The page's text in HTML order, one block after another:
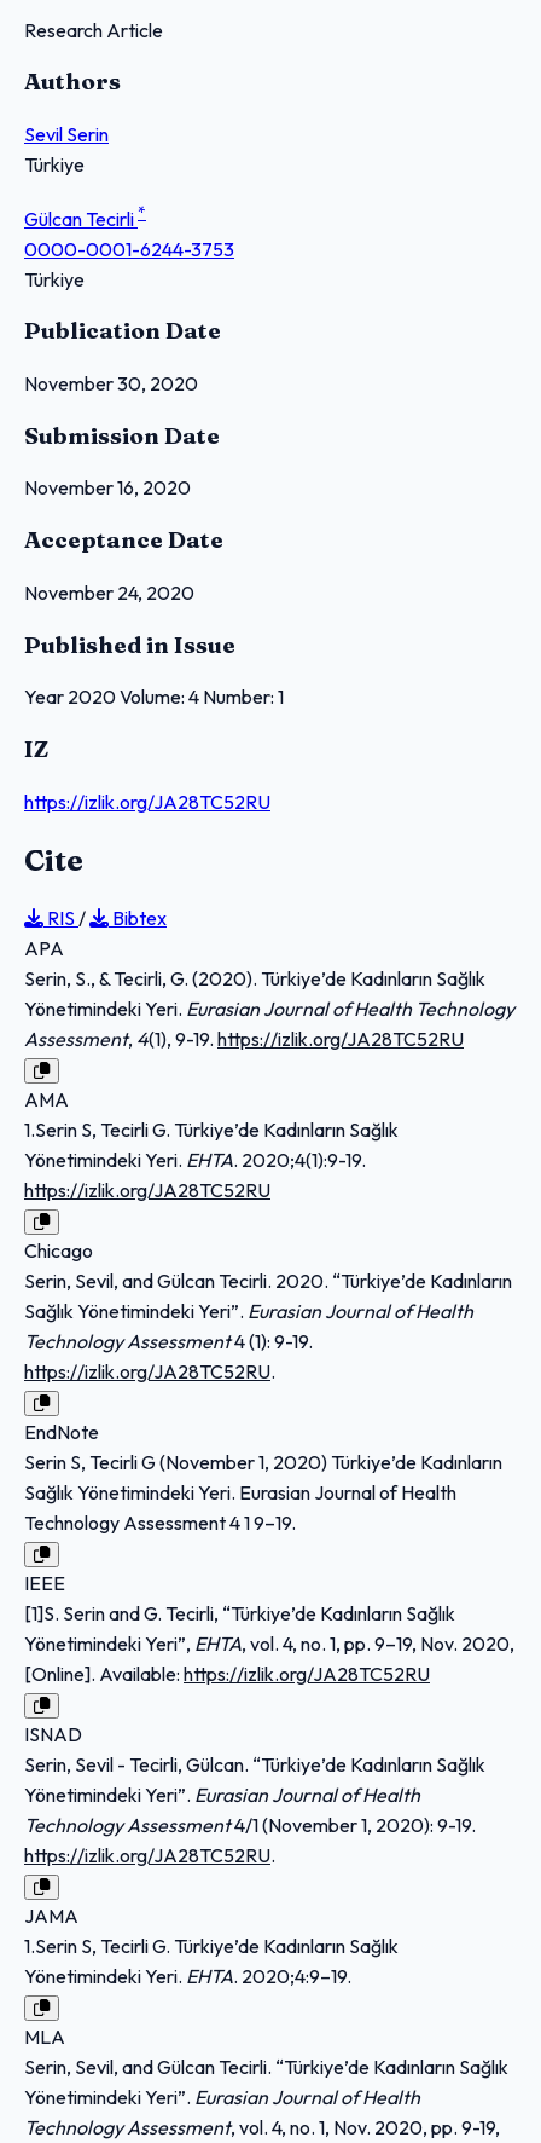
Research Article
Authors
Sevil Serin
Türkiye
Gülcan Tecirli *
0000-0001-6244-3753
Türkiye
Publication Date
November 30, 2020
Submission Date
November 16, 2020
Acceptance Date
November 24, 2020
Published in Issue
Year 2020 Volume: 4 Number: 1
IZ
https://izlik.org/JA28TC52RU
Cite
RIS /
Bibtex
APA
Serin, S., & Tecirli, G. (2020). Türkiye’de Kadınların Sağlık
Yönetimindeki Yeri. Eurasian Journal of Health Technology
Assessment, 4(1), 9-19. https://izlik.org/JA28TC52RU
AMA
1.Serin S, Tecirli G. Türkiye’de Kadınların Sağlık
Yönetimindeki Yeri. EHTA. 2020;4(1):9-19.
https://izlik.org/JA28TC52RU
Chicago
Serin, Sevil, and Gülcan Tecirli. 2020. “Türkiye’de Kadınların
Sağlık Yönetimindeki Yeri”. Eurasian Journal of Health
Technology Assessment4 (1): 9-19.
https://izlik.org/JA28TC52RU.
EndNote
Serin S, Tecirli G (November 1, 2020) Türkiye’de Kadınların
Sağlık Yönetimindeki Yeri. Eurasian Journal of Health
Technology Assessment 4 1 9–19.
IEEE
[1]S. Serin and G. Tecirli, “Türkiye’de Kadınların Sağlık
Yönetimindeki Yeri”, EHTA, vol. 4, no. 1, pp. 9–19, Nov. 2020,
[Online]. Available: https://izlik.org/JA28TC52RU
ISNAD
Serin, Sevil - Tecirli, Gülcan. “Türkiye’de Kadınların Sağlık
Yönetimindeki Yeri”. Eurasian Journal of Health
Technology Assessment4/1 (November 1, 2020): 9-19.
https://izlik.org/JA28TC52RU.
JAMA
1.Serin S, Tecirli G. Türkiye’de Kadınların Sağlık
Yönetimindeki Yeri. EHTA. 2020;4:9–19.
MLA
Serin, Sevil, and Gülcan Tecirli. “Türkiye’de Kadınların Sağlık
Yönetimindeki Yeri”. Eurasian Journal of Health
Technology Assessment, vol. 4, no. 1, Nov. 2020, pp. 9-19,